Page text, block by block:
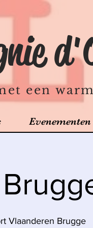
een
Vlaanderen Brugge